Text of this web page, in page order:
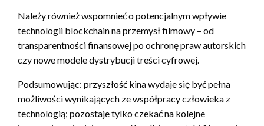
Należy również wspomnieć o potencjalnym wpływie
technologii blockchain na przemysł filmowy – od
transparentności finansowej po ochronę praw autorskich
czy nowe modele dystrybucji treści cyfrowej.
Podsumowując: przyszłość kina wydaje się być pełna
możliwości wynikających ze współpracy człowieka z
technologią; pozostaje tylko czekać na kolejne